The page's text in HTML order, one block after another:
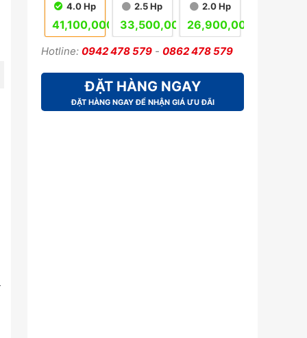
4.0 Hp
41,100,000
2.5 Hp
33,500,000 đ
2.0 Hp
26,900,000
Hotline: 0942 478 579 - 0862 478 579
ĐẶT HÀNG NGAY
ĐẶT HÀNG NGAY ĐỂ NHẬN GIÁ ƯU ĐÃI